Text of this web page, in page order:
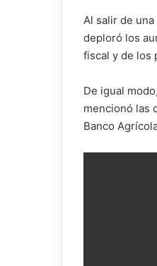
Al salir de
deploró los
fiscal y de los
De igual
mencionó las
Banco